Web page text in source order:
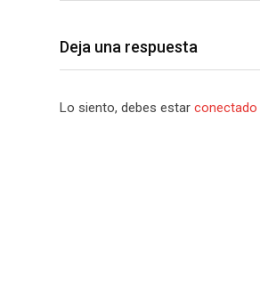
Deja una respuesta
Lo siento, debes estar conectado